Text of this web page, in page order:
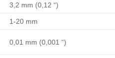
3,2 mm (0,12 “)
1-20 mm
0,01 mm (0,001 “)